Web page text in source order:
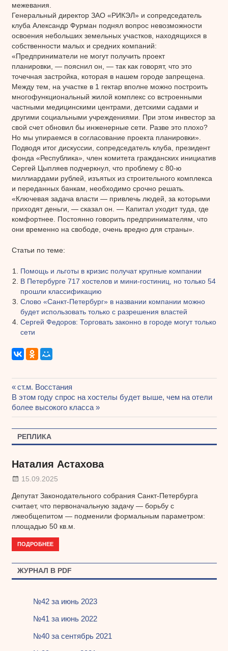
межевания.
Генеральный директор ЗАО «РИКЭЛ» и сопредседатель
клуба Александр Фурман поднял вопрос невозможности
освоения небольших земельных участков, находящихся в
собственности малых и средних компаний:
«Предприниматели не могут получить проект
планировки, — пояснил он, — так как говорят, что это
точечная застройка, которая в нашем городе запрещена.
Между тем, на участке в 1 гектар вполне можно построить
многофункциональный жилой комплекс со встроенными
частными медицинскими центрами, детскими садами и
другими социальными учреждениями. При этом инвестор за
свой счет обновил бы инженерные сети. Разве это плохо?
Но мы упираемся в согласование проекта планировки».
Подводя итог дискуссии, сопредседатель клуба, президент
фонда «Республика», член комитета гражданских инициатив
Сергей Цыпляев подчеркнул, что проблему с 80-ю
миллиардами рублей, изъятых из строительного комплекса
и переданных банкам, необходимо срочно решать.
«Ключевая задача власти — привлечь людей, за которыми
приходят деньги, — сказал он. — Капитал уходит туда, где
комфортнее. Постоянно говорить предпринимателям, что
они временно на свободе, очень вредно для страны».
Статьи по теме:
Помощь и льготы в кризис получат крупные компании
В Петербурге 717 хостелов и мини-гостиниц, но только 54
прошли классификацию
Слово «Санкт-Петербург» в названии компании можно
будет использовать только с разрешения властей
Сергей Федоров: Торговать законно в городе могут только
сети
Навигация
по
записям
Предыдущая
запись:
ст.м. Восстания
Следующая
запись:
В этом году спрос на хостелы будет выше, чем на отели
более высокого класса
РЕПЛИКА
Наталия Астахова
15.09.2025
Депутат Законодательного собрания Санкт-Петербурга
считает, что первоначальную задачу — борьбу с
лжеобщепитом — подменили формальным параметром:
площадью 50 кв.м.
ПОДРОБНЕЕ
ЖУРНАЛ В PDF
№42 за июнь 2023
№41 за июнь 2022
№40 за сентябрь 2021